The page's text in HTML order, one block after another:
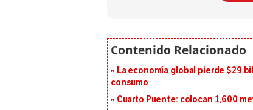
La economía global pierde $29
consumo
Cuarto Puente: colocan 1,600